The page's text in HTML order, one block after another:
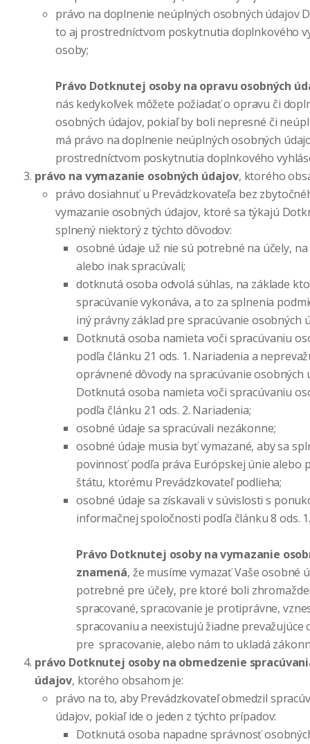
právo na doplnenie neúplných osobných údajov
to aj prostredníctvom poskytnutia doplnkového
osoby;
Právo Dotknutej osoby na opravu osobných
nás kedykoľvek môžete požiadať o opravu či
osobných údajov, pokiaľ by boli nepresné či
má právo na doplnenie neúplných osobných
prostredníctvom poskytnutia doplnkového
právo na vymazanie osobných údajov, ktorého
právo dosiahnuť u Prevádzkovateľa bez
vymazanie osobných údajov, ktoré sa týkajú
splnený niektorý z týchto dôvodov:
osobné údaje už nie sú potrebné na účely,
alebo inak spracúvali;
dotknutá osoba odvolá súhlas, na základe
spracúvanie vykonáva, a to za splnenia
iný právny základ pre spracúvanie osobných
Dotknutá osoba namieta voči spracúvaniu
podľa článku 21 ods. 1. Nariadenia a
oprávnené dôvody na spracúvanie osobných
Dotknutá osoba namieta voči spracúvaniu
podľa článku 21 ods. 2. Nariadenia;
osobné údaje sa spracúvali nezákonne;
osobné údaje musia byť vymazané, aby sa
povinnosť podľa práva Európskej únie alebo
štátu, ktorému Prevádzkovateľ podlieha;
osobné údaje sa získavali v súvislosti s
informačnej spoločnosti podľa článku 8 ods.
Právo Dotknutej osoby na vymazanie
znamená, že musíme vymazať Vaše osobné
potrebné pre účely, pre ktoré boli
spracované, spracovanie je protiprávne,
spracovaniu a neexistujú žiadne prevažujúce
pre spracovanie, alebo nám to ukladá
právo Dotknutej osoby na obmedzenie
údajov, ktorého obsahom je:
právo na to, aby Prevádzkovateľ obmedzil
údajov, pokiaľ ide o jeden z týchto prípadov:
Dotknutá osoba napadne správnosť